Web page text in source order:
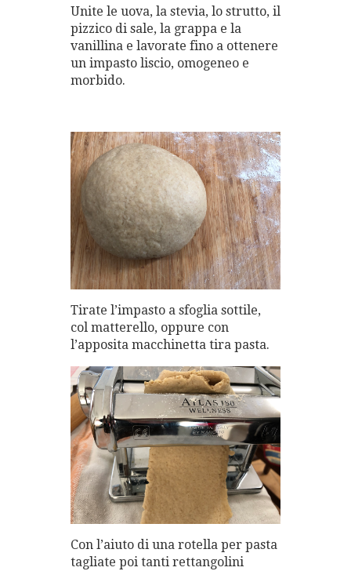
Unite le uova, la stevia, lo strutto, il
pizzico di sale, la grappa e la
vanillina e lavorate fino a ottenere
un impasto liscio, omogeneo e
morbido.
Tirate l’impasto a sfoglia sottile,
col matterello, oppure con
l’apposita macchinetta tira pasta.
Con l’aiuto di una rotella per pasta
tagliate poi tanti rettangolini